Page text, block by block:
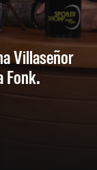
Villaseñor
Fonk.